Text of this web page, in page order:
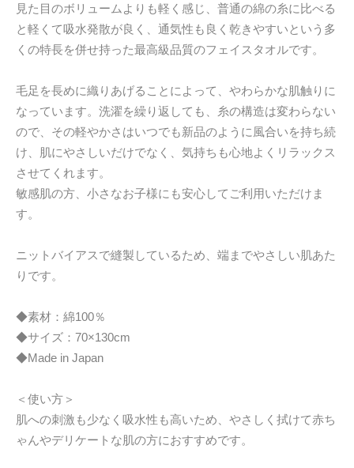
見た目のボリュームよりも軽く感じ、普通の綿の糸に比べる
と軽くて吸水発散が良く、通気性も良く乾きやすいという多
くの特長を併せ持った最高級品質のフェイスタオルです。
毛足を長めに織りあげることによって、やわらかな肌触りに
なっています。洗濯を繰り返しても、糸の構造は変わらない
ので、その軽やかさはいつでも新品のように風合いを持ち続
け、肌にやさしいだけでなく、気持ちも心地よくリラックス
させてくれます。
敏感肌の方、小さなお子様にも安心してご利用いただけま
す。
ニットバイアスで縫製しているため、端までやさしい肌あた
りです。
◆素材：綿100％
◆サイズ：70×130cm
◆Made in Japan
＜使い方＞
肌への刺激も少なく吸水性も高いため、やさしく拭けて赤ち
ゃんやデリケートな肌の方におすすめです。